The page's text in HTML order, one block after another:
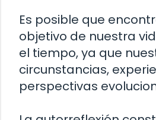
Es posible que
objetivo de nuestra
el tiempo, ya que
circunstancias,
perspectivas